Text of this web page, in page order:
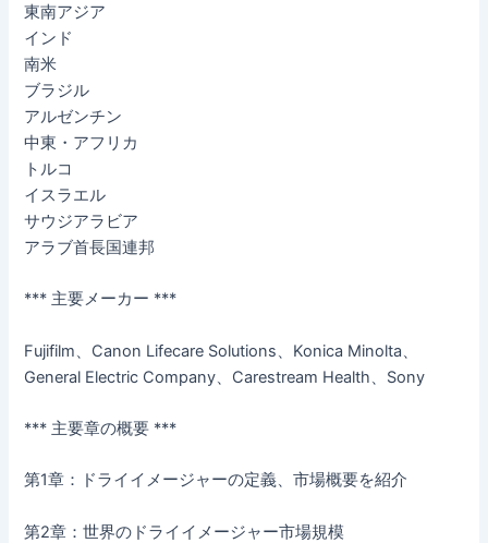
東南アジア
インド
南米
ブラジル
アルゼンチン
中東・アフリカ
トルコ
イスラエル
サウジアラビア
アラブ首長国連邦
*** 主要メーカー ***
Fujifilm、Canon Lifecare Solutions、Konica Minolta、
General Electric Company、Carestream Health、Sony
*** 主要章の概要 ***
第1章：ドライイメージャーの定義、市場概要を紹介
第2章：世界のドライイメージャー市場規模